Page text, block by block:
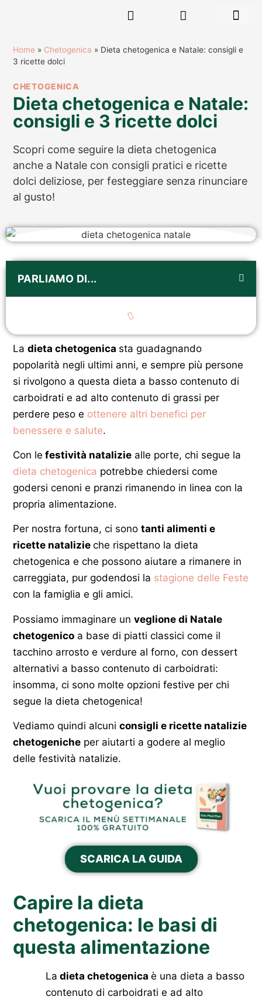
Home » Chetogenica » Dieta chetogenica e Natale: consigli e
3 ricette dolci
CHETOGENICA
Dieta chetogenica e Natale:
consigli e 3 ricette dolci
Scopri come seguire la dieta chetogenica
anche a Natale con consigli pratici e ricette
dolci deliziose, per festeggiare senza rinunciare
al gusto!
PARLIAMO DI...
La dieta chetogenica sta guadagnando
popolarità negli ultimi anni, e sempre più persone
si rivolgono a questa dieta a basso contenuto di
carboidrati e ad alto contenuto di grassi per
perdere peso e ottenere altri benefici per
benessere e salute.
Con le festività natalizie alle porte, chi segue la
dieta chetogenica potrebbe chiedersi come
godersi cenoni e pranzi rimanendo in linea con la
propria alimentazione.
Per nostra fortuna, ci sono tanti alimenti e
ricette natalizie che rispettano la dieta
chetogenica e che possono aiutare a rimanere in
carreggiata, pur godendosi la stagione delle Feste
con la famiglia e gli amici.
Possiamo immaginare un veglione di Natale
chetogenico a base di piatti classici come il
tacchino arrosto e verdure al forno, con dessert
alternativi a basso contenuto di carboidrati:
insomma, ci sono molte opzioni festive per chi
segue la dieta chetogenica!
Vediamo quindi alcuni consigli e ricette natalizie
chetogeniche per aiutarti a godere al meglio
delle festività natalizie.
SCARICA LA GUIDA
Capire la dieta
chetogenica: le basi di
questa alimentazione
La dieta chetogenica è una dieta a basso
contenuto di carboidrati e ad alto